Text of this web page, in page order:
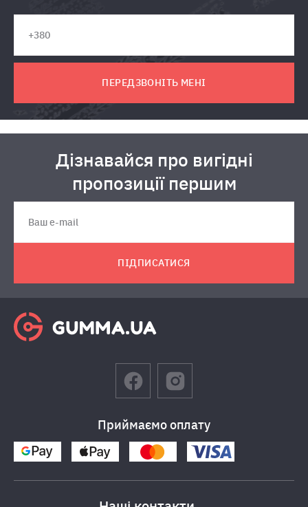
ПЕРЕДЗВОНІТЬ МЕНІ
Дізнавайся про вигідні
пропозиції першим
ПІДПИСАТИСЯ
Приймаємо оплату